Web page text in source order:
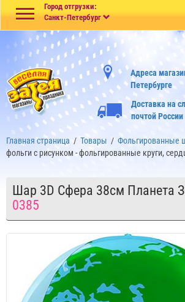
Город отгрузки:
Санкт-Петербург
Адреса
Петербурге
Доставка на
почтой России
Главная страница / Товары / Фольгированные
фольги с рисунком - фольгированные круги,
Шар 3D Сфера 38см Планета
0385